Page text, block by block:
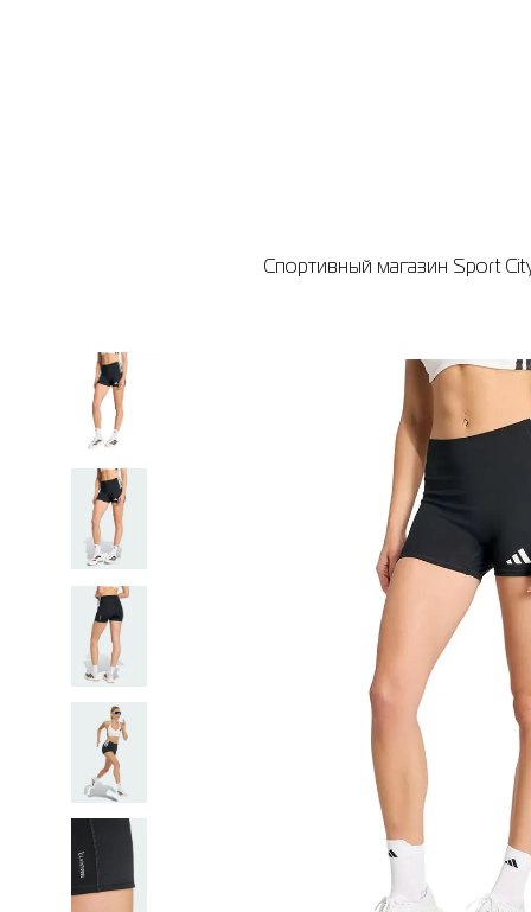
Спортивный магазин Sport